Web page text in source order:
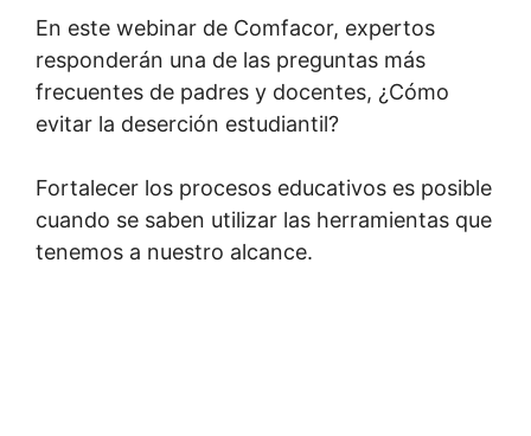
En este webinar de Comfacor, expertos
responderán una de las preguntas más
frecuentes de padres y docentes, ¿Cómo
evitar la deserción estudiantil?
Fortalecer los procesos educativos es posible
cuando se saben utilizar las herramientas que
tenemos a nuestro alcance.